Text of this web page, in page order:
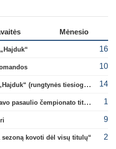
Mėnesio
16
10
Konferencijų lyga: „Žalgiris“ – „Hajduk“ (rungtynės tiesiogiai) 14
B. Mendy: „Darau ką noriu su savo pasaulio čempionato titulu“ 1
9
sezoną kovoti dėl visų titulų“ 2